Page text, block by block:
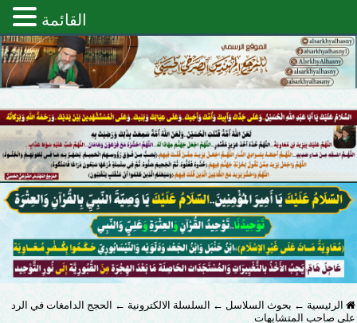
الرئيسية ← بحوث السلاسل ← السلسلة الالكترونية ← الحجج الدامغات في الرد
على صاحب المتشابهات
القائمة